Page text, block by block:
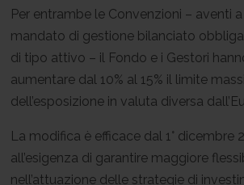
Per entrambe le Convenzioni – aventi
mandato di gestione bilanciato
di tipo attivo – il Fondo e i Gestori
aumentare dal 10% al 15% il limite
dell’esposizione in valuta diversa
La modifica è efficace dal 1° dicembre
all’esigenza di garantire maggiore
nell’attuazione delle strategie di